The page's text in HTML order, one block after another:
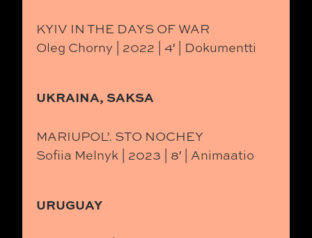
KYIV IN THE DAYS OF WAR
Oleg Chorny | 2022 | 4′ | Dokumentti
UKRAINA, SAKSA
MARIUPOL’. STO NOCHEY
Sofiia Melnyk | 2023 | 8′ | Animaatio
URUGUAY